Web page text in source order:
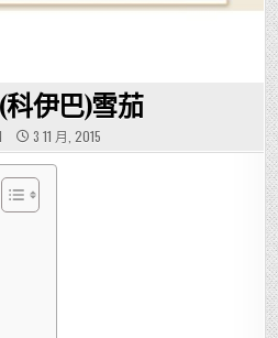
伊巴)雪茄
3 11 月, 2015